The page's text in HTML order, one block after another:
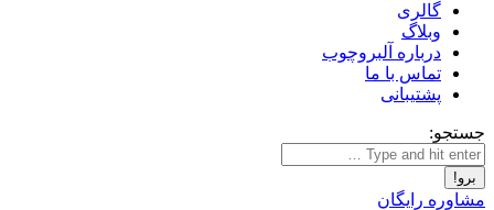
گالری
وبلاگ
درباره آلبروچوب
تماس با ما
پشتیبانی
جستجو:
مشاوره رایگان